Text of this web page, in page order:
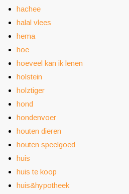
hachee
halal vlees
hema
hoe
hoeveel kan ik lenen
holstein
holztiger
hond
hondenvoer
houten dieren
houten speelgoed
huis
huis te koop
huis&hypotheek